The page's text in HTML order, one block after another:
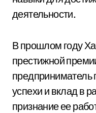
деятельности.
В прошлом году
престижной
предприниматель
успехи и вклад в
признание ее